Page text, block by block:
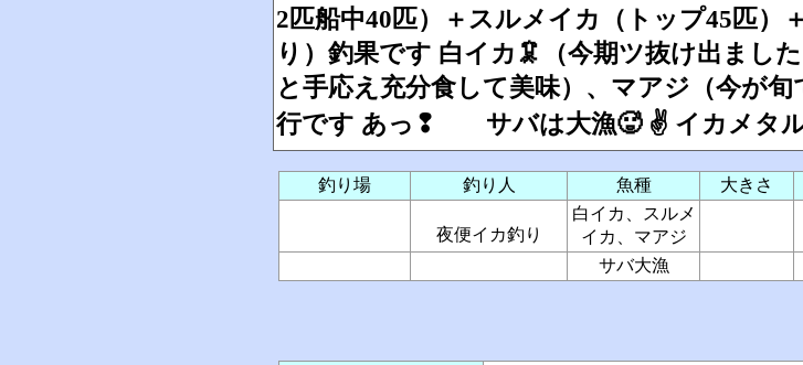
2匹船中40匹）＋スルメイカ（トップ45匹）
り）釣果です 白イカ🦑（今期ツ抜け出まし
と手応え充分食して美味）、マアジ（今が
行です あっ❢ サバは大漁🥵 ✌ イカメタル
釣り場 釣り人 魚種 大きさ
夜便イカ釣り
白イカ、スルメ
イカ、マアジ
サバ大漁